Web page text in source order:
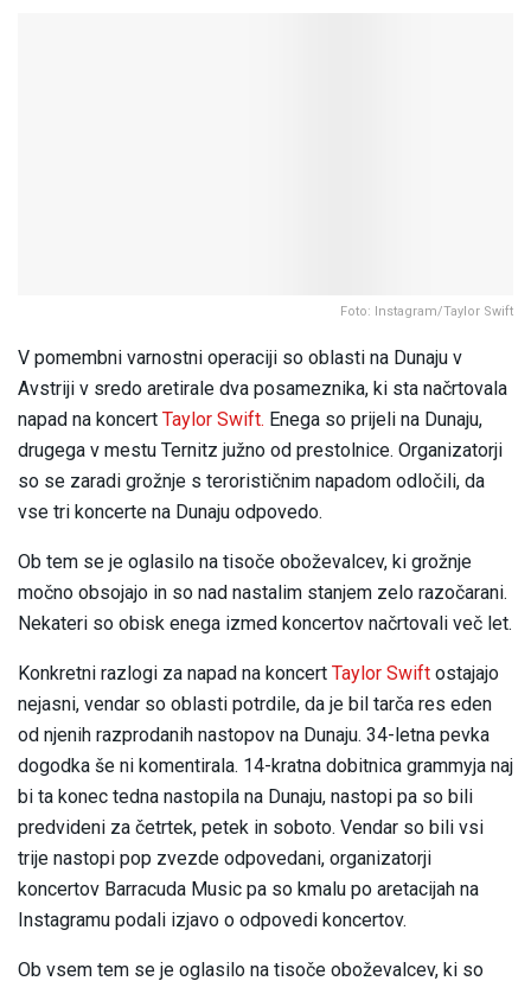
Foto: Instagram/Taylor Swift
V pomembni varnostni operaciji so oblasti na Dunaju v
Avstriji v sredo aretirale dva posameznika, ki sta načrtovala
napad na koncert Taylor Swift. Enega so prijeli na Dunaju,
drugega v mestu Ternitz južno od prestolnice. Organizatorji
so se zaradi grožnje s terorističnim napadom odločili, da
vse tri koncerte na Dunaju odpovedo.
Ob tem se je oglasilo na tisoče oboževalcev, ki grožnje
močno obsojajo in so nad nastalim stanjem zelo razočarani.
Nekateri so obisk enega izmed koncertov načrtovali več let.
Konkretni razlogi za napad na koncert Taylor Swift ostajajo
nejasni, vendar so oblasti potrdile, da je bil tarča res eden
od njenih razprodanih nastopov na Dunaju. 34-letna pevka
dogodka še ni komentirala. 14-kratna dobitnica grammyja naj
bi ta konec tedna nastopila na Dunaju, nastopi pa so bili
predvideni za četrtek, petek in soboto. Vendar so bili vsi
trije nastopi pop zvezde odpovedani, organizatorji
koncertov Barracuda Music pa so kmalu po aretacijah na
Instagramu podali izjavo o odpovedi koncertov.
Ob vsem tem se je oglasilo na tisoče oboževalcev, ki so